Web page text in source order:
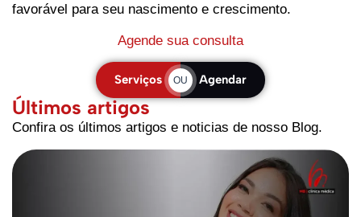
favorável para seu nascimento e crescimento.
Agende sua consulta
Serviços OU Agendar
Últimos artigos
Confira os últimos artigos e noticias de nosso Blog.